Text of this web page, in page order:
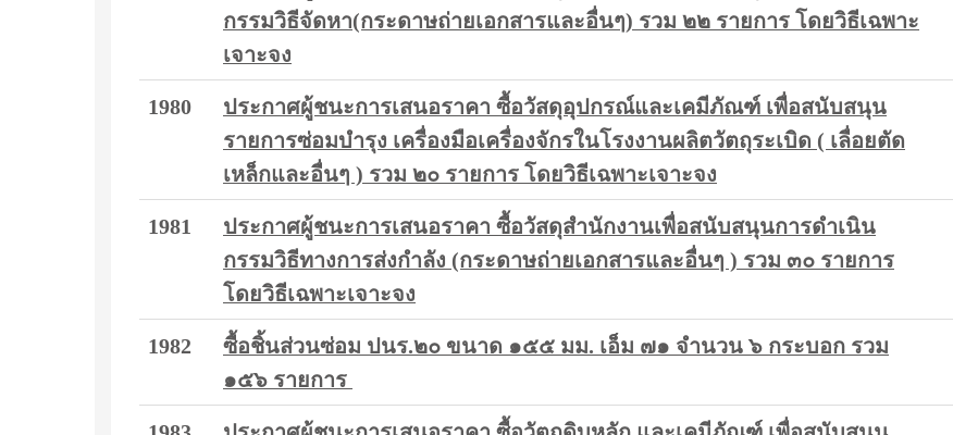
กรรมวิธีจัดหา(กระดาษถ่ายเอกสารและอื่นๆ) รวม ๒๒ รายการ โดยวิธีเฉพาะ
เจาะจง
1980
ประกาศผู้ชนะการเสนอราคา ซื้อวัสดุอุปกรณ์และเคมีภัณฑ์ เพื่อสนับสนุน
รายการซ่อมบำรุง เครื่องมือเครื่องจักรในโรงงานผลิตวัตถุระเบิด ( เลื่อยตัด
เหล็กและอื่นๆ ) รวม ๒๐ รายการ โดยวิธีเฉพาะเจาะจง
1981
ประกาศผู้ชนะการเสนอราคา ซื้อวัสดุสำนักงานเพื่อสนับสนุนการดำเนิน
กรรมวิธีทางการส่งกำลัง (กระดาษถ่ายเอกสารและอื่นๆ ) รวม ๓๐ รายการ
โดยวิธีเฉพาะเจาะจง
1982
ซื้อชิ้นส่วนซ่อม ปนร.๒๐ ขนาด ๑๕๕ มม. เอ็ม ๗๑ จำนวน ๖ กระบอก รวม
๑๕๖ รายการ